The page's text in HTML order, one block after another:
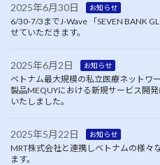
2025年6月30日 お知らせ
6/30-7/3までJ-Wave 「SEVEN BANK
せていただきます。
2025年6月2日 お知らせ
ベトナム最大規模の私立医療ネットワ
製品MEQUYにおける新規サービス開
いたしました。
2025年5月22日 お知らせ
MRT株式会社と連携しベトナムの様々
ます。